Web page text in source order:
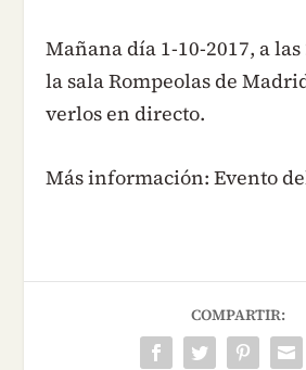
Mañana día 1-10-2017, a
la sala Rompeolas de
verlos en directo.
Más información: Evento
COMPARTIR: